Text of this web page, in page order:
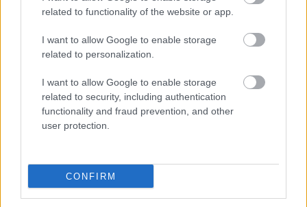
related to functionality of the website or app.
I want to allow Google to enable storage
related to personalization.
I want to allow Google to enable storage
related to security, including authentication
functionality and fraud prevention, and other
user protection.
CONFIRM
Paris Saint-Germainvs